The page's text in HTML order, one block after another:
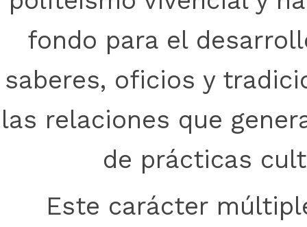
fondo para el
saberes, oficios y
las relaciones que
de prácticas
Este carácter